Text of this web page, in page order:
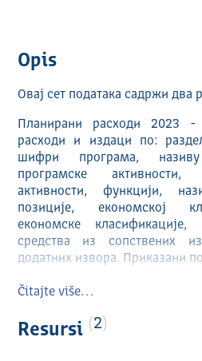
Opis
Oвај сет података садржи два
Планирани расходи 2023
расходи и издаци по:
шифри програма,
програмске активности,
активности, функцији,
позиције, економској
економске
средства из сопствених
додатних извора. Приказани
Планирани приходи 2023 -
категорији, називу
економској класи, називу
Čitajte više…
Resursi 2